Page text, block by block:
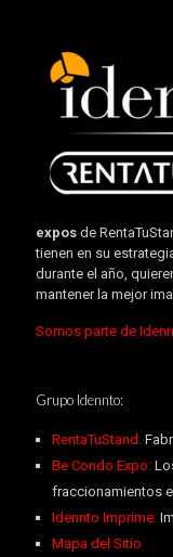
expos de
tienen en su
durante el año,
mantener la mejor
Somos parte de
Grupo Idennto:
RentaTuStand:
Be Condo Expo:
fraccionamientos
Idennto Imprime:
Mapa del Sitio